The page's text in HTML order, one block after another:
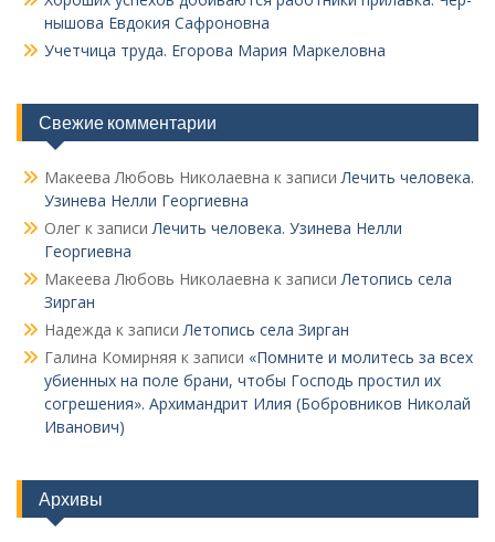
нышова Евдокия Сафроновна
Учетчица труда. Его­рова Мария Маркеловна
Свежие комментарии
Макеева Любовь Николаевна к записиЛечить человека.
Узинева Нелли Георгиевна
Олег к записиЛечить человека. Узинева Нелли
Георгиевна
Макеева Любовь Николаевна к записиЛетопись села
Зирган
Надежда к записиЛетопись села Зирган
Галина Комирняя к записи «Помните и молитесь за всех
убиенных на поле брани, чтобы Господь простил их
согрешения». Архимандрит Илия (Бобровников Николай
Иванович)
Архивы